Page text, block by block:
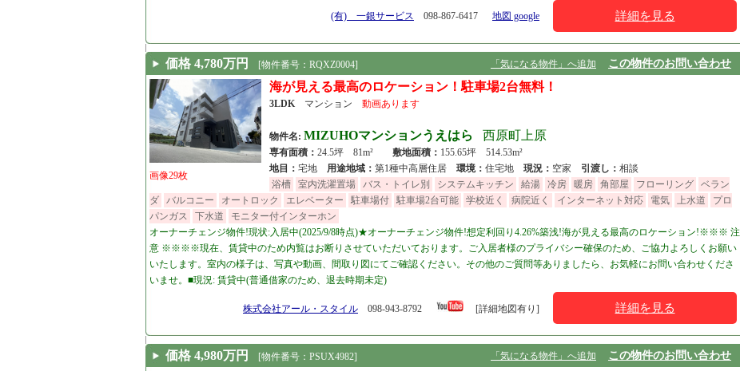
詳細を見る
(有) 一銀サービス 098-867-6417 地図 google
価格 4,780万円 [物件番号：RQXZ0004] 「気になる物件」へ追加 この物件のお問い合わせ
画像29枚
海が見える最高のロケーション！駐車場2台無料！
3LDK マンション 動画あります
物件名: MIZUHOマンションうえはら 西原町上原
専有面積： 24.5坪 81m² 敷地面積： 155.65坪 514.53m²
地目： 宅地 用途地域： 第1種中高層住居 環境： 住宅地 現況： 空家 引渡し： 相談
浴槽
室内洗濯置場 バス・トイレ別 システムキッチン 給湯 冷房 暖房 角部屋 フローリング
ベラン
ダ
バルコニー オートロック エレベーター 駐車場付 駐車場2台可能 学校近く 病院近く インターネット対応 電気 上水道
プロ
パンガス
下水道
モニター付インターホン
オーナーチェンジ物件!現状:入居中(2025/9/8時点)★オーナーチェンジ物件!想定利回り4.26%築浅!海が見える最高のロケーション!※※※ 注
意 ※※※※現在、賃貸中のため内覧はお断りさせていただいております。ご入居者様のプライバシー確保のため、ご協力よろしくお願い
いたします。室内の様子は、写真や動画、間取り図にてご確認ください。その他のご質問等ありましたら、お気軽にお問い合わせくださ
いませ。■現況: 賃貸中(普通借家のため、退去時期未定)
詳細を見る
株式会社アール・スタイル 098-943-8792 [詳細地図有り]
価格 4,980万円 [物件番号：PSUX4982] 「気になる物件」へ追加 この物件のお問い合わせ